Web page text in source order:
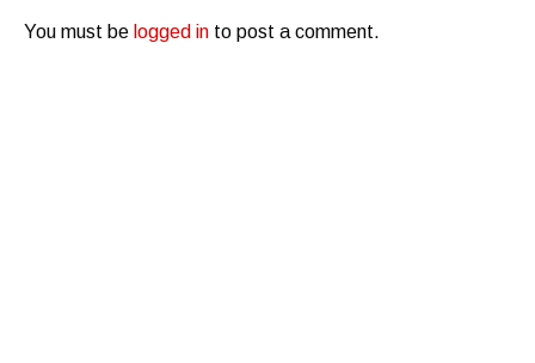
You must be logged in to post a comment.